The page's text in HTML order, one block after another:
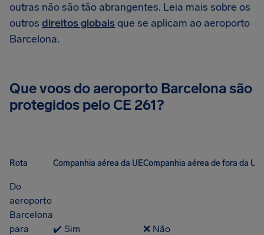
outras não são tão abrangentes. Leia mais sobre os
outros direitos globaisque se aplicam ao aeroporto
Barcelona.
Que voos do aeroporto Barcelona são
protegidos pelo CE 261?
Rota Companhia aérea da UECompanhia aérea de fora da UE
Do
aeroporto
Barcelona
para
✔️ Sim ❌ Não